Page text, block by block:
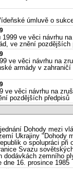
úmluvě o
ve věci návrhu
ve znění pozdějších
ve věci návrhu na
armády v
ve věci návrhu na
pozdějších předpisů
Dohody mezi
Ukrajiny
o spolupráci při
Svazu
dodávkách zemního
16. prosince 1985